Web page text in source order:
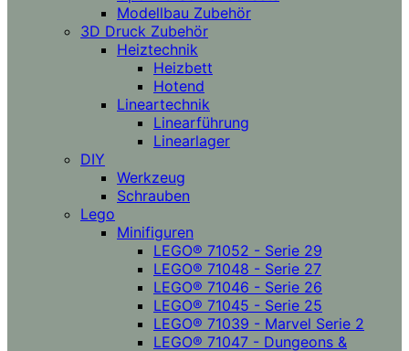
Modellbau Zubehör
3D Druck Zubehör
Heiztechnik
Heizbett
Hotend
Lineartechnik
Linearführung
Linearlager
DIY
Werkzeug
Schrauben
Lego
Minifiguren
LEGO® 71052 - Serie 29
LEGO® 71048 - Serie 27
LEGO® 71046 - Serie 26
LEGO® 71045 - Serie 25
LEGO® 71039 - Marvel Serie 2
LEGO® 71047 - Dungeons &